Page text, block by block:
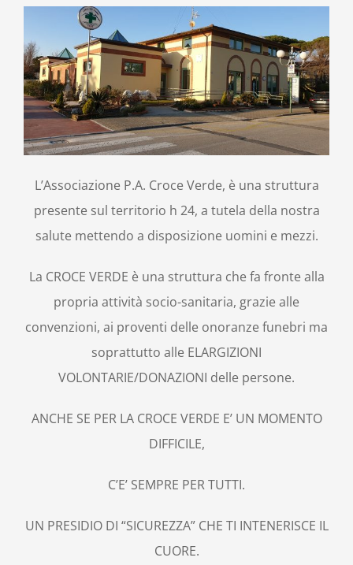
L’Associazione P.A. Croce Verde, è una struttura
presente sul territorio h 24, a tutela della nostra
salute mettendo a disposizione uomini e mezzi.
La CROCE VERDE è una struttura che fa fronte alla
propria attività socio-sanitaria, grazie alle
convenzioni, ai proventi delle onoranze funebri ma
soprattutto alle ELARGIZIONI
VOLONTARIE/DONAZIONI delle persone.
ANCHE SE PER LA CROCE VERDE E’ UN MOMENTO
DIFFICILE,
C’E’ SEMPRE PER TUTTI.
UN PRESIDIO DI “SICUREZZA” CHE TI INTENERISCE IL
CUORE.